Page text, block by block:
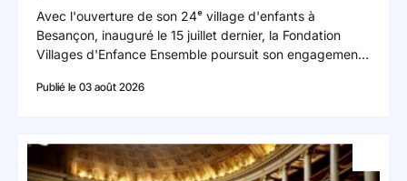
Avec l'ouverture de son 24ᵉ village d'enfants à
Besançon, inauguré le 15 juillet dernier, la Fondation
Villages d'Enfance Ensemble poursuit son engagement
l'enfance en s'implantant dans le département du
Publié le 03 août 2026